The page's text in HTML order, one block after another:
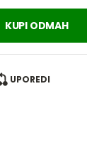
KUPI ODMAH
UPOREDI